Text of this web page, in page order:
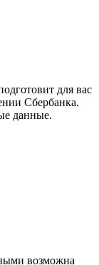
для вас
Сбербанка.
данные.
возможна